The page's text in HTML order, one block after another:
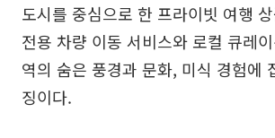
도시를 중심으로 한 프라이빗 여행
전용 차량 이동 서비스와 로컬 큐레
역의 숨은 풍경과 문화, 미식 경험에
징이다.